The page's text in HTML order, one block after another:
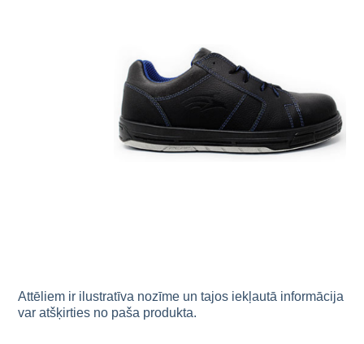
Attēliem ir ilustratīva nozīme un tajos iekļautā informācija
var atšķirties no paša produkta.